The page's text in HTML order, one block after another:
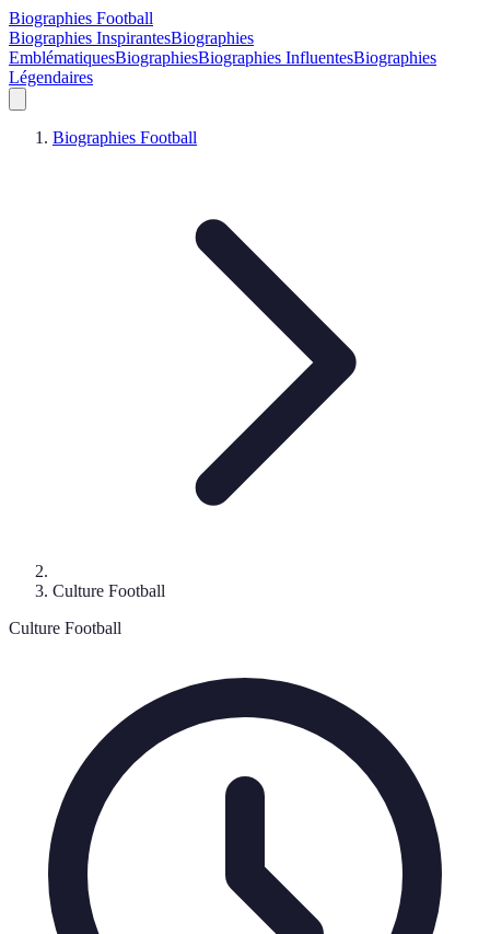
Biographies Football
Biographies InspirantesBiographies
EmblématiquesBiographiesBiographies InfluentesBiographies
Légendaires
Biographies Football
Culture Football
Culture Football